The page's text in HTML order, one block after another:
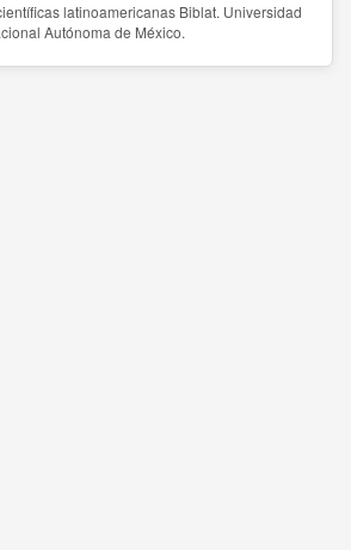
latinoamericanas Biblat. Universidad
Autónoma de México.